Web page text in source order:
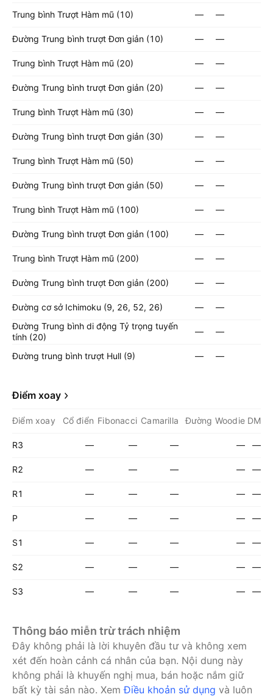
Trung bình Trượt Hàm mũ (10) — —
Đường Trung bình trượt Đơn giản (10) — —
Trung bình Trượt Hàm mũ (20) — —
Đường Trung bình trượt Đơn giản (20) — —
Trung bình Trượt Hàm mũ (30) — —
Đường Trung bình trượt Đơn giản (30) — —
Trung bình Trượt Hàm mũ (50) — —
Đường Trung bình trượt Đơn giản (50) — —
Trung bình Trượt Hàm mũ (100) — —
Đường Trung bình trượt Đơn giản (100) — —
Trung bình Trượt Hàm mũ (200) — —
Đường Trung bình trượt Đơn giản (200) — —
Đường cơ sở Ichimoku (9, 26, 52, 26) —
—
Đường Trung bình di động Tỷ trọng tuyến
tính (20)
— —
Đường trung bình trượt Hull (9) — —
Điểm xoay
Điểm xoay Cổ điển Fibonacci Camarilla Đường Woodie DM
R3 — — — — —
R2 — — — — —
R1 — — — — —
P — — — — —
S1 — — — — —
S2 — — — — —
S3 — — — — —
Thông báo miễn trừ trách nhiệm
Đây không phải là lời khuyên đầu tư và không xem
xét đến hoàn cảnh cá nhân của bạn. Nội dung này
không phải là khuyến nghị mua, bán hoặc nắm giữ
bất kỳ tài sản nào. XemĐiều khoản sử dụng và luôn